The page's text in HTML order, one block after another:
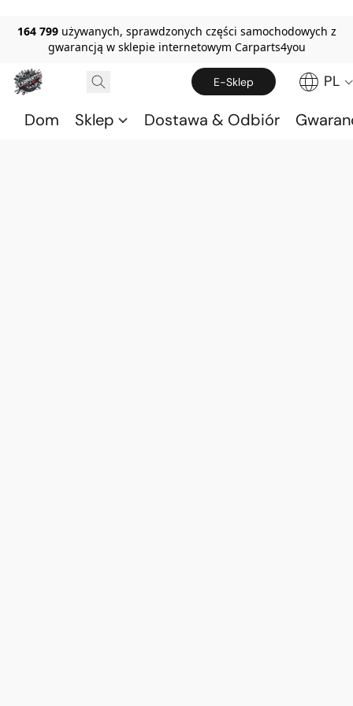
164 799 używanych, sprawdzonych części samochodowych z
gwarancją w sklepie internetowym Carparts4you
E-Sklep PL
Dom Sklep Dostawa & Odbiór